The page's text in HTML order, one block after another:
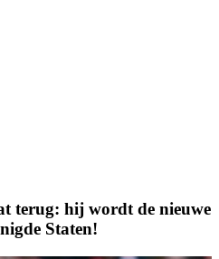
terug: hij wordt de nieuwe
Staten!